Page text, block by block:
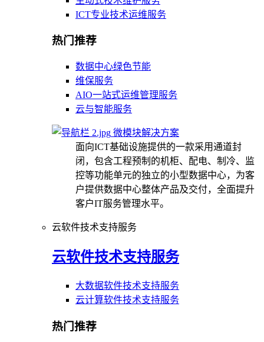
ICT专业技术运维服务
热门推荐
数据中心绿色节能
维保服务
AIO一站式运维管理服务
云与智能服务
微模块解决方案
面向ICT基础设施提供的一款采用通道封
闭，包含工程预制的机柜、配电、制冷、监
控等功能单元的独立的小型数据中心，为客
户提供数据中心整体产品及交付，全面提升
客户IT服务管理水平。
云软件技术支持服务
云软件技术支持服务
大数据软件技术支持服务
云计算软件技术支持服务
热门推荐